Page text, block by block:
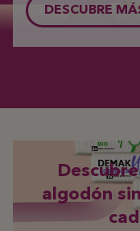
DESCUBRE
algodón